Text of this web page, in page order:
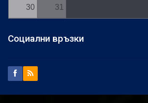
30 31
Социални връзки